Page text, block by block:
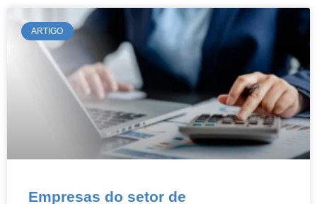
ARTIGO
Empresas do setor de